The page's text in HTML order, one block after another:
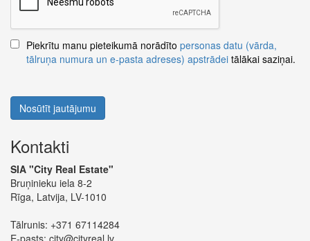
Piekrītu manu pieteikumā norādīto personas datu (vārda,
tālruņa numura un e-pasta adreses) apstrādei tālākai saziņai.
Nosūtīt jautājumu
Kontakti
SIA "City Real Estate"
Bruņinieku iela 8-2
Rīga, Latvija, LV-1010
Tālrunis: +371 67114284
E-pasts: city@cityreal.lv